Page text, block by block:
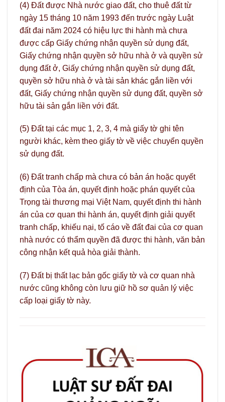
(4) Đất được Nhà nước giao đất, cho thuê đất từ
ngày 15 tháng 10 năm 1993 đến trước ngày Luật
đất đai năm 2024 có hiệu lực thi hành mà chưa
được cấp Giấy chứng nhận quyền sử dụng đất,
Giấy chứng nhận quyền sở hữu nhà ở và quyền sử
dụng đất ở, Giấy chứng nhận quyền sử dụng đất,
quyền sở hữu nhà ở và tài sản khác gắn liền với
đất, Giấy chứng nhận quyền sử dụng đất, quyền sở
hữu tài sản gắn liền với đất.
(5) Đất tại các mục 1, 2, 3, 4 mà giấy tờ ghi tên
người khác, kèm theo giấy tờ về việc chuyển quyền
sử dụng đất.
(6) Đất tranh chấp mà chưa có bản án hoặc quyết
định của Tòa án, quyết định hoặc phán quyết của
Trọng tài thương mại Việt Nam, quyết định thi hành
án của cơ quan thi hành án, quyết định giải quyết
tranh chấp, khiếu nại, tố cáo về đất đai của cơ quan
nhà nước có thẩm quyền đã được thi hành, văn bản
công nhận kết quả hòa giải thành.
(7) Đất bị thất lạc bản gốc giấy tờ và cơ quan nhà
nước cũng không còn lưu giữ hồ sơ quản lý việc
cấp loại giấy tờ này.